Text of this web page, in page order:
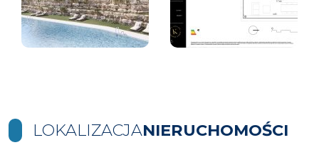
LOKALIZACJANIERUCHOMOŚCI